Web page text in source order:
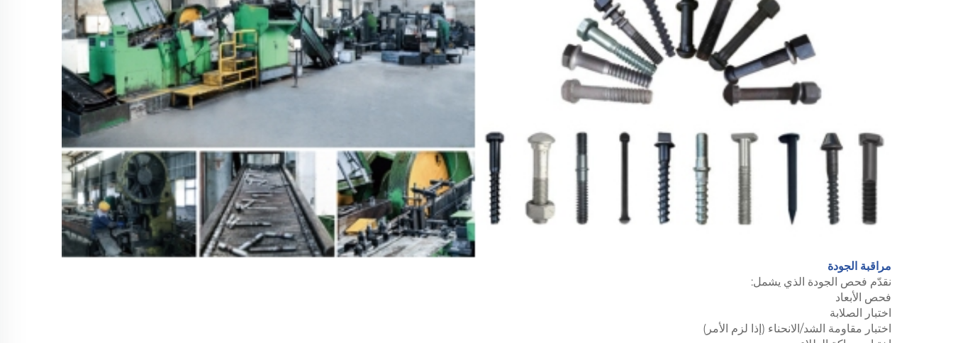
مراقبة الجودة
نقدّم فحص الجودة الذي يشمل:
فحص الأبعاد
اختبار الصلابة
اختبار مقاومة الشد/الانحناء (إذا لزم الأمر)